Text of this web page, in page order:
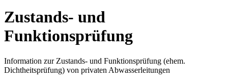
Zustands- und
Funktionsprüfung
Information zur Zustands- und Funktionsprüfung (ehem.
Dichtheitsprüfung) von privaten Abwasserleitungen